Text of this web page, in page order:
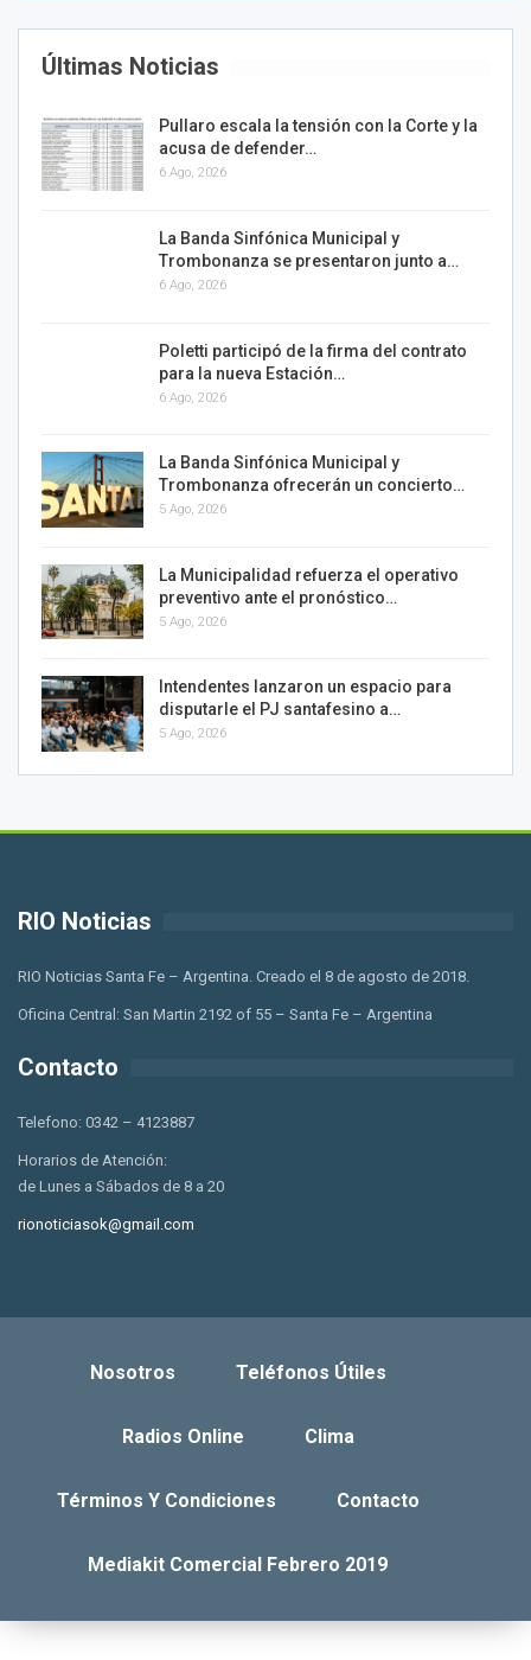
Últimas Noticias
Pullaro escala la tensión con la Corte y la
acusa de defender…
6 Ago, 2026
La Banda Sinfónica Municipal y
Trombonanza se presentaron junto a…
6 Ago, 2026
Poletti participó de la firma del contrato
para la nueva Estación…
6 Ago, 2026
La Banda Sinfónica Municipal y
Trombonanza ofrecerán un concierto…
5 Ago, 2026
La Municipalidad refuerza el operativo
preventivo ante el pronóstico…
5 Ago, 2026
Intendentes lanzaron un espacio para
disputarle el PJ santafesino a…
5 Ago, 2026
RIO Noticias
RIO Noticias Santa Fe – Argentina. Creado el 8 de agosto de 2018.
Oficina Central: San Martin 2192 of 55 – Santa Fe – Argentina
Contacto
Telefono: 0342 – 4123887
Horarios de Atención:
de Lunes a Sábados de 8 a 20
rionoticiasok@gmail.com
Nosotros Teléfonos Útiles
Radios Online Clima
Términos Y Condiciones Contacto
Mediakit Comercial Febrero 2019